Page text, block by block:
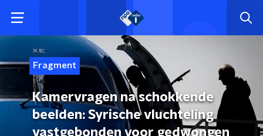
Fragment
Kamervragen na schokkende
beelden: Syrische vluchteling
vastgebonden voor gedwongen